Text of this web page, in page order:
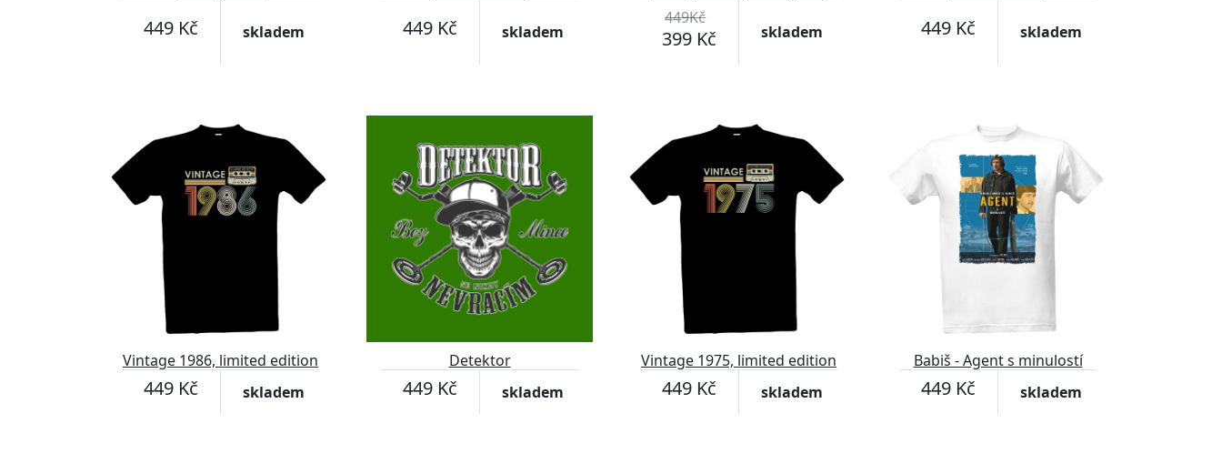
449 Kč skladem 449 Kč skladem
449Kč
399 Kč skladem 449 Kč skladem
Vintage 1986, limited edition
449 Kč skladem
Detektor
449 Kč skladem
Vintage 1975, limited edition
449 Kč skladem
Babiš - Agent s minulostí
449 Kč skladem